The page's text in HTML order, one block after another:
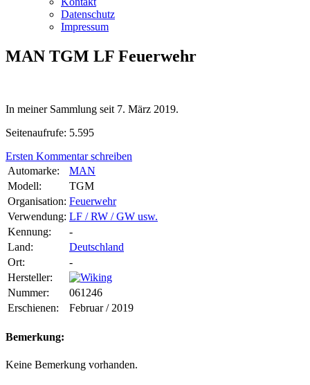
Datenschutz
Impressum
MAN TGM LF Feuerwehr
In meiner Sammlung seit 7. März 2019.
Seitenaufrufe: 5.595
Ersten Kommentar schreiben
Automarke:
MAN
Modell:
TGM
Organisation: Feuerwehr
Verwendung: LF / RW / GW usw.
Kennung:
-
Land:
Deutschland
Ort:
-
Hersteller:
Nummer:
061246
Erschienen:
Februar / 2019
Bemerkung:
Keine Bemerkung vorhanden.